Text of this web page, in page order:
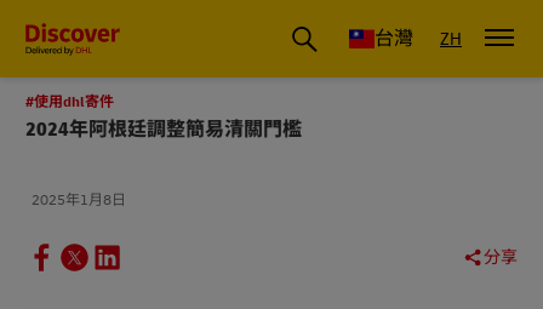
DHL 台灣：國際快遞商業洞察與物流指南台灣 ZH
#使用dhl寄件
2024年阿根廷調整簡易清關門檻
2025年1月8日
分享